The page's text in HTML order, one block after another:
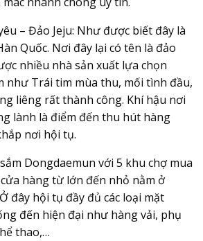
– Đảo Jeju: Như được biết đây là
Quốc. Nơi đây lại có tên là đảo
nhiều nhà sản xuất lựa chọn
như Trái tim mùa thu, mối tình đầu,
liêng rất thành công. Khí hậu nơi
lành là điểm đến thu hút hàng
nơi hội tụ.
Dongdaemun với 5 khu chợ mua
hàng từ lớn đến nhỏ nằm ở
đây hội tụ đầy đủ các loại mặt
đến hiện đại như hàng vải, phụ
thao,…